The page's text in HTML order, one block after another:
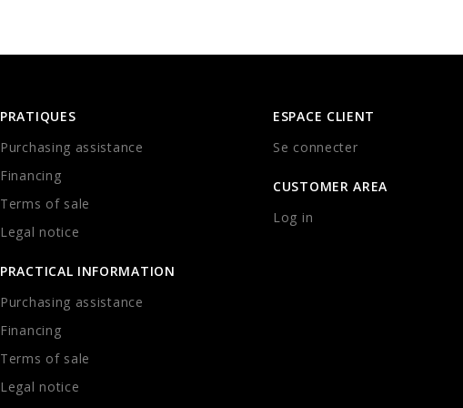
PRATIQUES
Purchasing assistance
Financing
Terms of sale
Legal notice
PRACTICAL INFORMATION
Purchasing assistance
Financing
Terms of sale
Legal notice
ESPACE CLIENT
Se connecter
CUSTOMER AREA
Log in